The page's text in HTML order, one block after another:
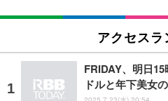
アクセスラ
FRIDAY、明日
ドルと年下美女